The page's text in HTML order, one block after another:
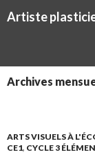
Artiste
Archives
ARTS VISUELS À
CE1, CYCLE 3